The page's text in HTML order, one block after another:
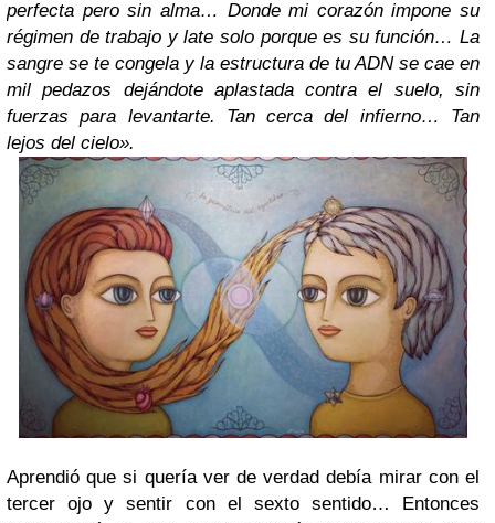
perfecta pero sin alma… Donde mi corazón impone su
régimen de trabajo y late solo porque es su función… La
sangre se te congela y la estructura de tu ADN se cae en
mil pedazos dejándote aplastada contra el suelo, sin
fuerzas para levantarte. Tan cerca del infierno… Tan
lejos del cielo».
Aprendió que si quería ver de verdad debía mirar con el
tercer ojo y sentir con el sexto sentido… Entonces